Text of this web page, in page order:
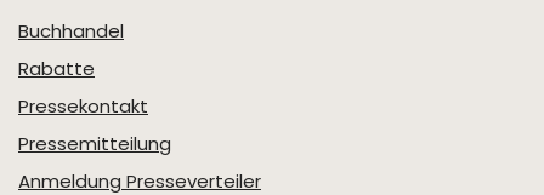
Buchhandel
Rabatte
Pressekontakt
Pressemitteilung
Anmeldung Presseverteiler